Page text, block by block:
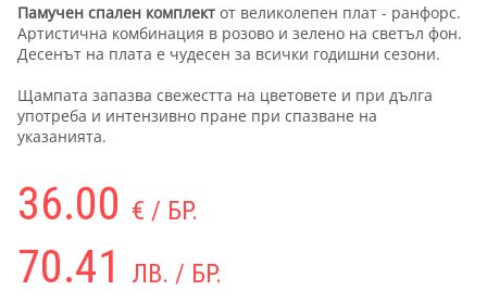
Памучен спален комплект от великолепен плат - ранфорс.
Артистична комбинация в розово и зелено на светъл фон.
Десенът на плата е чудесен за всички годишни сезони.
Щампата запазва свежестта на цветовете и при дълга
употреба и интензивно пране при спазване на
указанията.
36.00 € / БР.
70.41 ЛВ. / БР.